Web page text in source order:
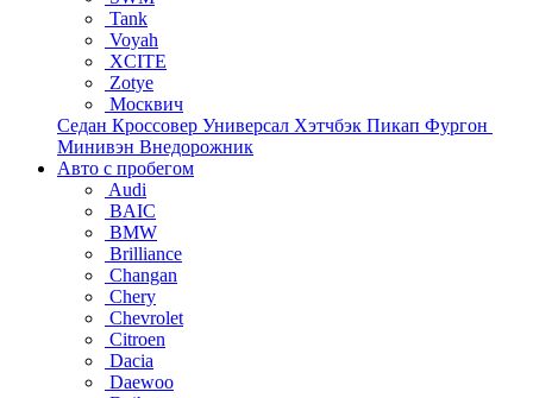
Tank
Voyah
XCITE
Zotye
Москвич
Седан Кроссовер Универсал Хэтчбэк Пикап Фургон
Минивэн Внедорожник
Авто с пробегом
Audi
BAIC
BMW
Brilliance
Changan
Chery
Chevrolet
Citroen
Dacia
Daewoo